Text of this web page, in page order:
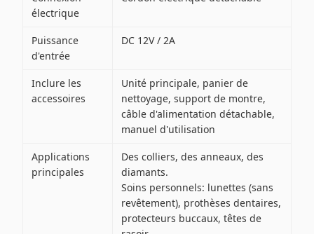
électrique
Puissance
d'entrée
DC 12V / 2A
Inclure les
accessoires
Unité principale, panier de
nettoyage, support de montre,
câble d'alimentation détachable,
manuel d'utilisation
Applications
principales
Des colliers, des anneaux, des
diamants.
Soins personnels: lunettes (sans
revêtement), prothèses dentaires,
protecteurs buccaux, têtes de